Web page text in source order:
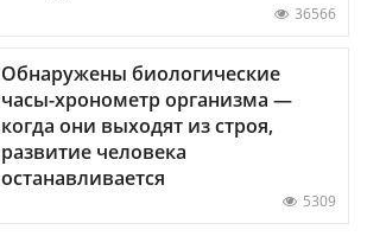
36566
Обнаружены биологические
часы-хронометр организма —
когда они выходят из строя,
развитие человека
останавливается
5309